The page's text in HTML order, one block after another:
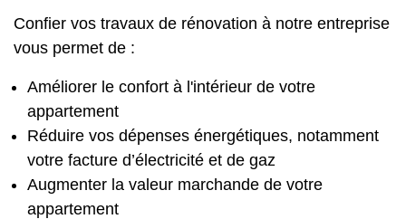
Confier vos travaux de rénovation à notre entreprise
vous permet de :
Améliorer le confort à l'intérieur de votre
appartement
Réduire vos dépenses énergétiques, notamment
votre facture d’électricité et de gaz
Augmenter la valeur marchande de votre
appartement